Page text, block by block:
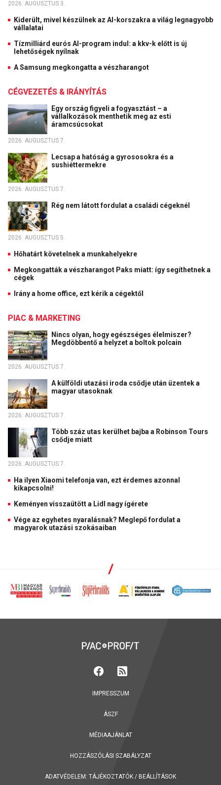
2026. AUGUSZTUS 3.
Kiderült, mivel készülnek az AI-korszakra a világ legnagyobb
vállalatai
Tízmilliárd eurós AI-program indul: a kkv-k előtt is új
lehetőségek nyílnak
A Samsung megkongatta a vészharangot
CÉGVEZETÉS & IRÁNYÍTÁS
Egy ország figyeli a fogyasztást – a
vállalkozások menthetik meg az esti
áramcsúcsokat
2026. AUGUSZTUS 7.
Lecsap a hatóság a gyrososokra és a
sushiéttermekre
2026. AUGUSZTUS 7.
Rég nem látott fordulat a családi cégeknél
2026. AUGUSZTUS 5.
Hőhatárt követelnek a munkahelyekre
Megkongatták a vészharangot Paks miatt: így segíthetnek a
cégek
Irány a home office, ezt kérik a cégektől
PIAC & MARKETING
Nincs olyan, hogy egészséges élelmiszer?
Megdöbbentő a helyzet a boltok polcain
2026. AUGUSZTUS 7.
A külföldi utazási iroda csődje után üzentek a
magyar utasoknak
2026. AUGUSZTUS 7.
Több száz utas kerülhet bajba a Robinson Tours
csődje miatt
2026. AUGUSZTUS 7.
Ha ilyen Xiaomi telefonja van, ezt érdemes azonnal
kikapcsolni!
Keményen visszaütött a Lidl nagy ígérete
Vége az egyhetes nyaralásnak? Meglepő fordulat a
magyarok utazási szokásaiban
IMPRESSZUM
ÁSZF
MÉDIAAJÁNLAT
HOZZÁSZÓLÁSI SZABÁLYZAT
ADATVÉDELEM: TÁJÉKOZTATÓK / BEÁLLÍTÁSOK